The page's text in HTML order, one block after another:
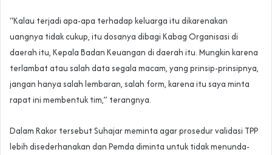
“Kalau terjadi apa-apa terhadap keluarga itu dikarenakan
uangnya tidak cukup, itu dosanya dibagi Kabag Organisasi di
daerah itu, Kepala Badan Keuangan di daerah itu. Mungkin karena
terlambat atau salah data segala macam, yang prinsip-prinsipnya,
jangan hanya salah lembaran, salah form, karena itu saya minta
rapat ini membentuk tim,” terangnya.
Dalam Rakor tersebut Suhajar meminta agar prosedur validasi TPP
lebih disederhanakan dan Pemda diminta untuk tidak menunda-